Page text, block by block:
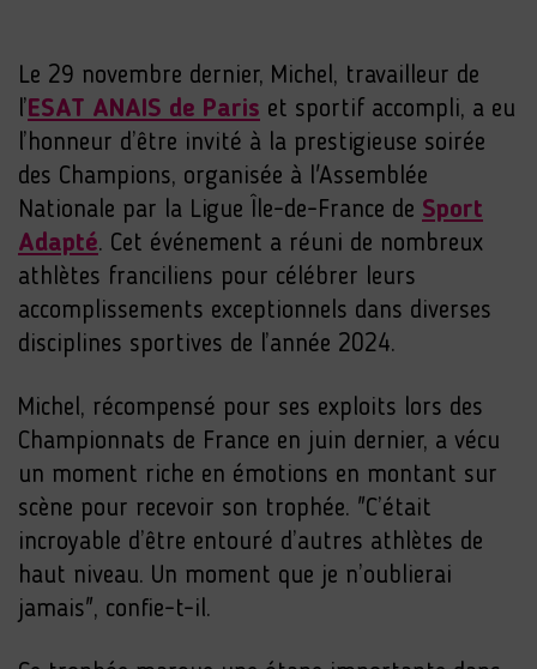
Le 29 novembre dernier, Michel, travailleur de
l’ESAT ANAIS de Paris et sportif accompli, a eu
l’honneur d’être invité à la prestigieuse soirée
des Champions, organisée à l'Assemblée
Nationale par la Ligue Île-de-France de Sport
Adapté. Cet événement a réuni de nombreux
athlètes franciliens pour célébrer leurs
accomplissements exceptionnels dans diverses
disciplines sportives de l’année 2024.
Michel, récompensé pour ses exploits lors des
Championnats de France en juin dernier, a vécu
un moment riche en émotions en montant sur
scène pour recevoir son trophée. "C’était
incroyable d’être entouré d’autres athlètes de
haut niveau. Un moment que je n’oublierai
jamais", confie-t-il.